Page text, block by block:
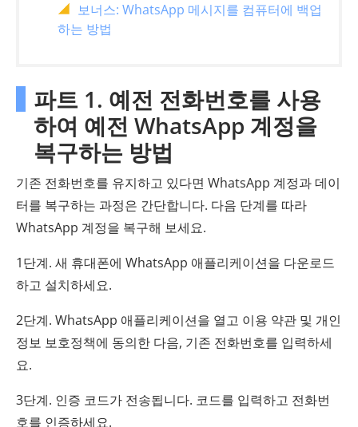
보너스: WhatsApp 메시지를 컴퓨터에 백업
하는 방법
파트 1. 예전 전화번호를 사용
하여 예전 WhatsApp 계정을
복구하는 방법
기존 전화번호를 유지하고 있다면 WhatsApp 계정과 데이
터를 복구하는 과정은 간단합니다. 다음 단계를 따라
WhatsApp 계정을 복구해 보세요.
1단계. 새 휴대폰에 WhatsApp 애플리케이션을 다운로드
하고 설치하세요.
2단계. WhatsApp 애플리케이션을 열고 이용 약관 및 개인
정보 보호정책에 동의한 다음, 기존 전화번호를 입력하세
요.
3단계. 인증 코드가 전송됩니다. 코드를 입력하고 전화번
호를 인증하세요.